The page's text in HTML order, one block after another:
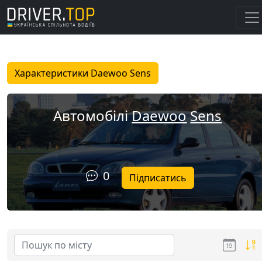
Характеристики Daewoo Sens
АвтомобіліDaewooSens
0 Підписатись